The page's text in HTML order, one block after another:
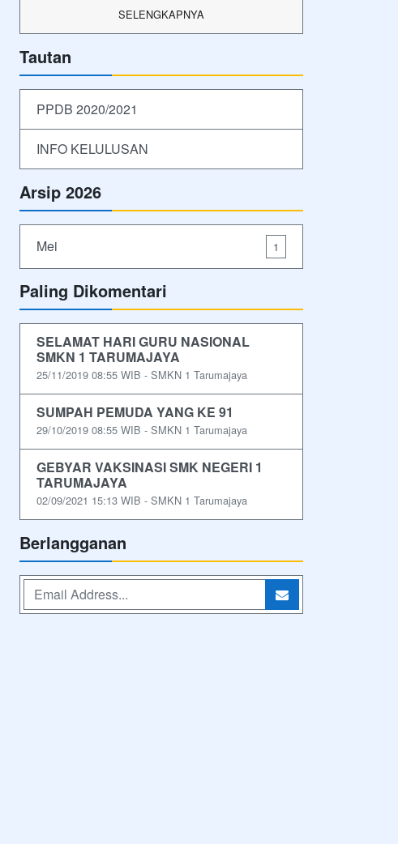
SELENGKAPNYA
Tautan
PPDB 2020/2021
INFO KELULUSAN
Arsip 2026
Mei 1
Paling Dikomentari
SELAMAT HARI GURU NASIONAL
SMKN 1 TARUMAJAYA
25/11/2019 08:55 WIB - SMKN 1 Tarumajaya
SUMPAH PEMUDA YANG KE 91
29/10/2019 08:55 WIB - SMKN 1 Tarumajaya
GEBYAR VAKSINASI SMK NEGERI 1
TARUMAJAYA
02/09/2021 15:13 WIB - SMKN 1 Tarumajaya
Berlangganan